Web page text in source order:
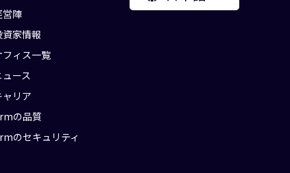
営陣
資家情報
フィス一覧
ュース
ャリア
の品質
のセキュリティ